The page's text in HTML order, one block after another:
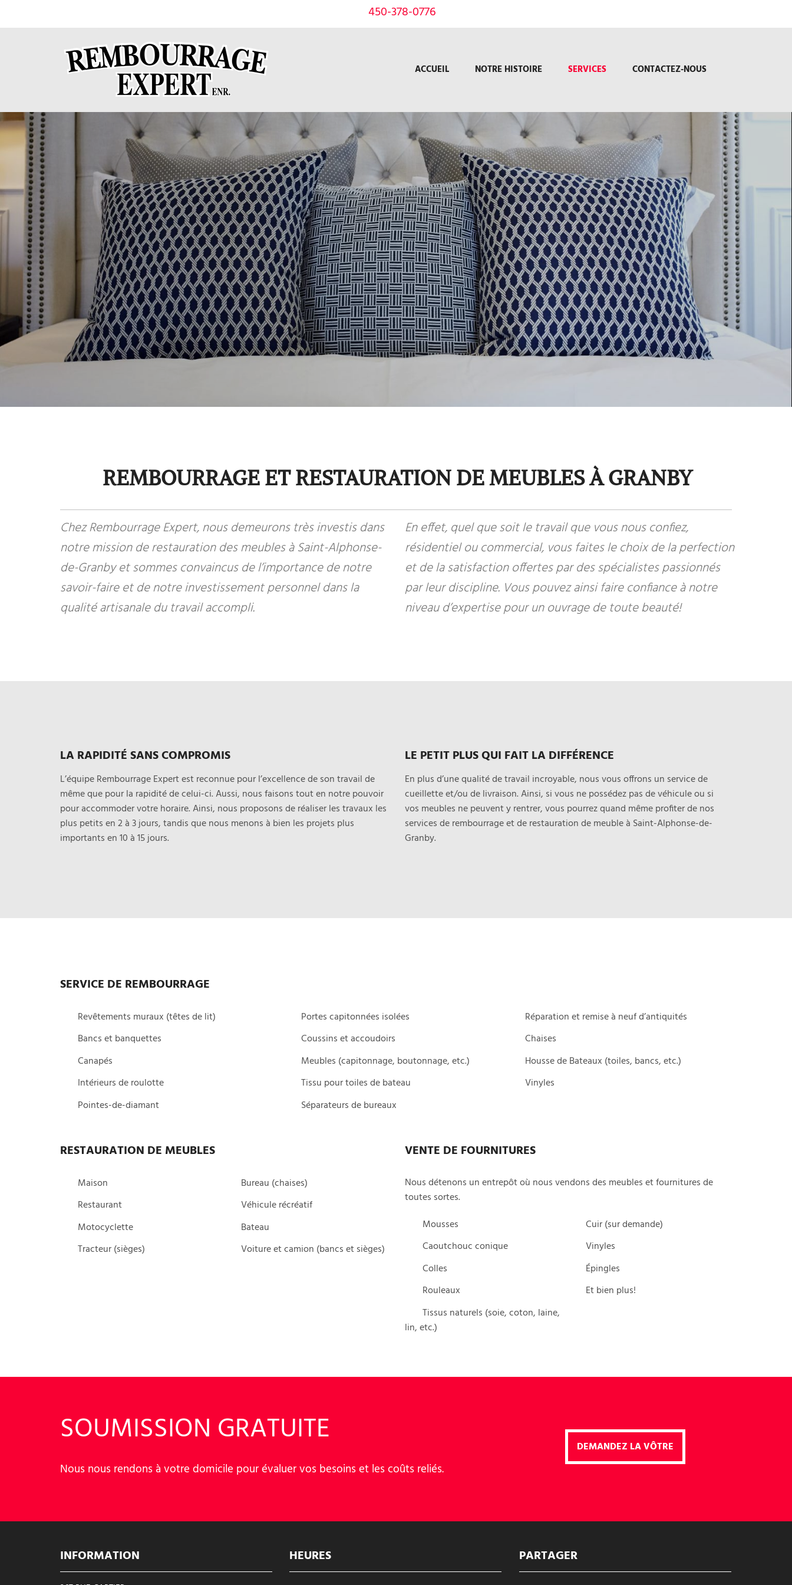
450-378-0776
ACCUEIL NOTRE HISTOIRE SERVICES CONTACTEZ-NOUS
REMBOURRAGE ET RESTAURATION DE MEUBLES À GRANBY
Chez Rembourrage Expert, nous demeurons très investis dans
notre mission de restauration des meubles à Saint-Alphonse-
de-Granby et sommes convaincus de l’importance de notre
savoir-faire et de notre investissement personnel dans la
qualité artisanale du travail accompli.
En effet, quel que soit le travail que vous nous confiez,
résidentiel ou commercial, vous faites le choix de la perfection
et de la satisfaction offertes par des spécialistes passionnés
par leur discipline. Vous pouvez ainsi faire confiance à notre
niveau d’expertise pour un ouvrage de toute beauté!
LA RAPIDITÉ SANS COMPROMIS
L’équipe Rembourrage Expert est reconnue pour l’excellence de son travail de
même que pour la rapidité de celui-ci. Aussi, nous faisons tout en notre pouvoir
pour accommoder votre horaire. Ainsi, nous proposons de réaliser les travaux les
plus petits en 2 à 3 jours, tandis que nous menons à bien les projets plus
importants en 10 à 15 jours.
LE PETIT PLUS QUI FAIT LA DIFFÉRENCE
En plus d’une qualité de travail incroyable, nous vous offrons un service de
cueillette et/ou de livraison. Ainsi, si vous ne possédez pas de véhicule ou si
vos meubles ne peuvent y rentrer, vous pourrez quand même profiter de nos
services de rembourrage et de restauration de meuble à Saint-Alphonse-de-
Granby.
SERVICE DE REMBOURRAGE
Revêtements muraux (têtes de lit)
Portes capitonnées isolées
Bancs et banquettes
Coussins et accoudoirs
Réparation et remise à neuf d’antiquités
Chaises
Canapés
Meubles (capitonnage, boutonnage, etc.)
Intérieurs de roulotte
Tissu pour toiles de bateau
Housse de Bateaux (toiles, bancs, etc.)
Vinyles
Pointes-de-diamant
Séparateurs de bureaux
RESTAURATION DE MEUBLES
Maison
Bureau (chaises)
Restaurant
Véhicule récréatif
Motocyclette
Bateau
Tracteur (sièges)
Voiture et camion (bancs et sièges)
VENTE DE FOURNITURES
Nous détenons un entrepôt où nous vendons des meubles et fournitures de
toutes sortes.
Mousses
Cuir (sur demande)
Caoutchouc conique
Vinyles
Colles
Épingles
Rouleaux
Et bien plus!
Tissus naturels (soie, coton, laine,
lin, etc.)
SOUMISSION GRATUITE
Nous nous rendons à votre domicile pour évaluer vos besoins et les coûts reliés.
DEMANDEZ LA VÔTRE
INFORMATION HEURES PARTAGER